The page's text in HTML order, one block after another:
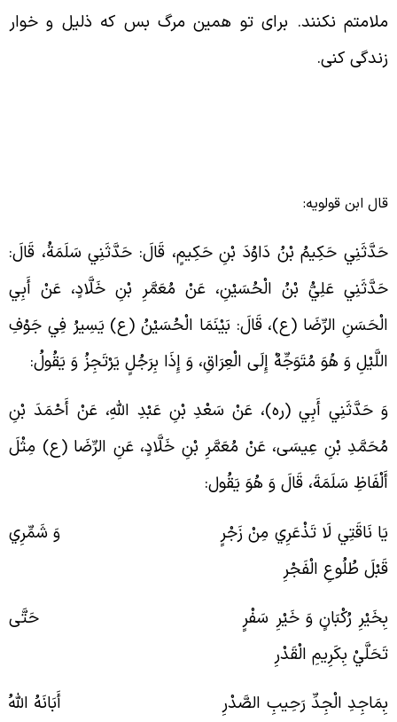
نکنند. برای تو همین مرگ بس که ذلیل و خوار
کنی.
ابن قولویه:
حَكِيمُ بْنُ دَاوُدَ بْنِ حَكِيمٍ، قَالَ: حَدَّثَنِي سَلَمَةُ، قَالَ:
عَلِيُّ بْنُ الْحُسَيْنِ، عَنْ مُعَمَّرِ بْنِ خَلَّادٍ، عَنْ أَبِي
الرِّضَا (ع)، قَالَ: بَيْنَمَا الْحُسَيْنُ (ع) يَسِيرُ فِي جَوْفِ
وَ هُوَ مُتَوَجِّهٌ إِلَى الْعِرَاقِ، وَ إِذَا بِرَجُلٍ يَرْتَجِزُ وَ يَقُولُ:
حَدَّثَنِي أَبِي (ره)، عَنْ سَعْدِ بْنِ عَبْدِ اللَّهِ، عَنْ أَحْمَدَ بْنِ
بْنِ عِيسَى، عَنْ مُعَمَّرِ بْنِ خَلَّادٍ، عَنِ الرِّضَا (ع) مِثْلَ
سَلَمَةَ، قَالَ وَ هُوَ يَقُول:
نَاقَتِي لَا تَذْعَرِي مِنْ زَجْرٍ وَ شَمِّرِي
طُلُوعِ الْفَجْرِ
رُكْبَانٍ وَ خَيْرِ سَفْرٍ حَتَّى
بِكَرِيمِ الْقَدْرِ
الْجِدِّ رَحِيبِ الصَّدْرِ أَبَانَهُ اللَّهُ